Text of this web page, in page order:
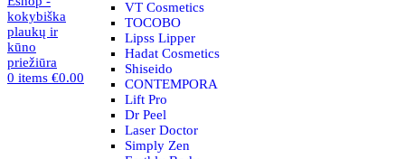
0 items €0.00
VT Cosmetics
TOCOBO
Lipss Lipper
Hadat Cosmetics
Shiseido
CONTEMPORA
Lift Pro
Dr Peel
Laser Doctor
Simply Zen